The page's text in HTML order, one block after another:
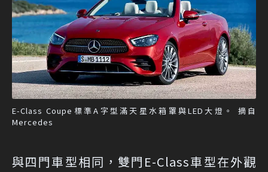
E-Class Coupe標準A字型滿天星水箱罩與LED大燈。 摘自
Mercedes
與四門車型相同，雙門E-Class車型在外觀